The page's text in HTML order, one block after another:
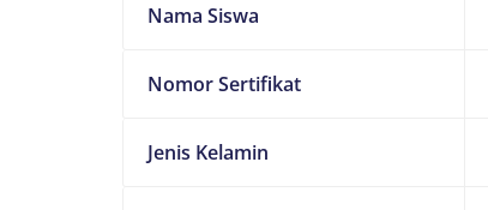
Nama Siswa
Nomor Sertifikat
Jenis Kelamin